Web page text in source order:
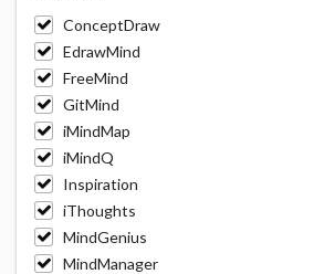
ConceptDraw
EdrawMind
FreeMind
GitMind
iMindMap
iMindQ
Inspiration
iThoughts
MindGenius
MindManager